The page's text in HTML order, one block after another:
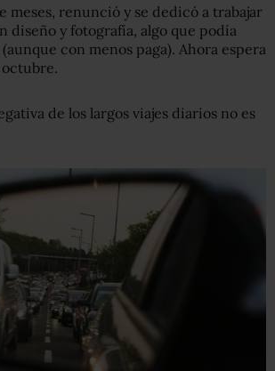
meses, renunció y se dedicó a trabajar
diseño y fotografía, algo que podía
con menos paga). Ahora espera
de los largos viajes diarios no es